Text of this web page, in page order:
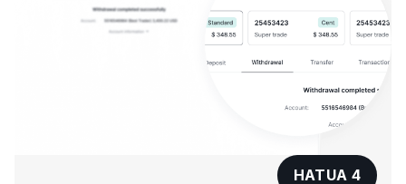
HATUA 4